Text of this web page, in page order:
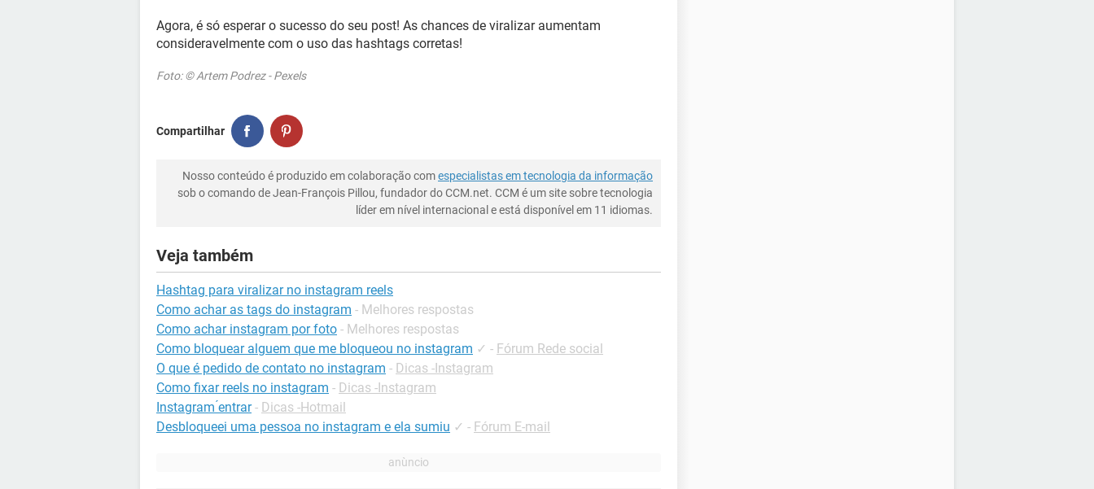
Agora, é só esperar o sucesso do seu post! As chances de viralizar aumentam
consideravelmente com o uso das hashtags corretas!
Foto: © Artem Podrez - Pexels
Compartilhar
Nosso conteúdo é produzido em colaboração comespecialistas em tecnologia da informação
sob o comando de Jean-François Pillou, fundador do CCM.net. CCM é um site sobre tecnologia
líder em nível internacional e está disponível em 11 idiomas.
Veja também
Hashtag para viralizar no instagram reels
Como achar as tags do instagram - Melhores respostas
Como achar instagram por foto - Melhores respostas
Como bloquear alguem que me bloqueou no instagram ✓ - Fórum Rede social
O que é pedido de contato no instagram - Dicas -Instagram
Como fixar reels no instagram - Dicas -Instagram
Instagram ́entrar - Dicas -Hotmail
Desbloqueei uma pessoa no instagram e ela sumiu ✓ - Fórum E-mail